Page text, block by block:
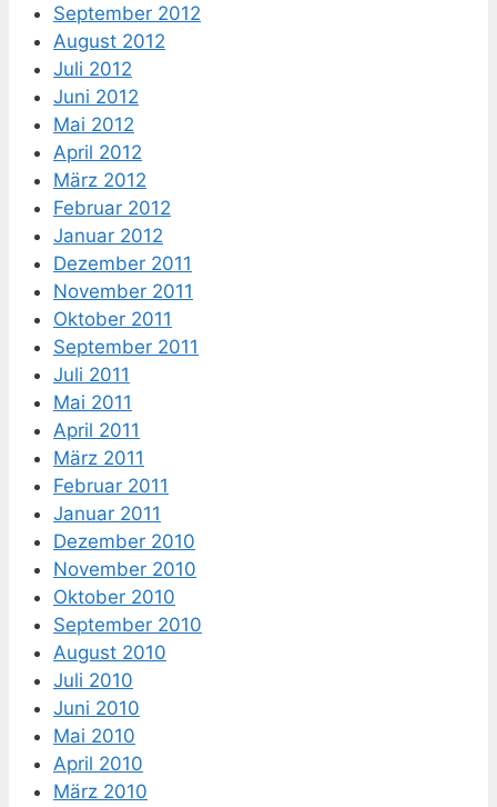
September 2012
August 2012
Juli 2012
Juni 2012
Mai 2012
April 2012
März 2012
Februar 2012
Januar 2012
Dezember 2011
November 2011
Oktober 2011
September 2011
Juli 2011
Mai 2011
April 2011
März 2011
Februar 2011
Januar 2011
Dezember 2010
November 2010
Oktober 2010
September 2010
August 2010
Juli 2010
Juni 2010
Mai 2010
April 2010
März 2010